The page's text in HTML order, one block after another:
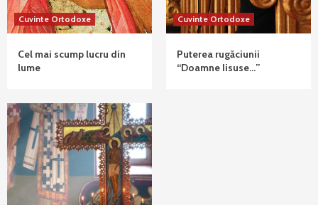
Cuvinte Ortodoxe
Cel mai scump lucru din
lume
Cuvinte Ortodoxe
Puterea rugăciunii
“Doamne Iisuse…”